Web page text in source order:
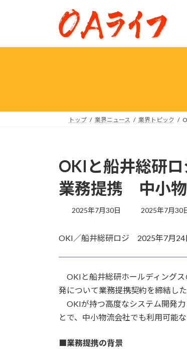
プ
動
トップ 業界ニュース 業界トピック
OKIと船井総研
業務提携 中小物
2025年7月30日
最
新
時
2025年7月30
OKI／船井総研ロジ 2025年7月24
OKIと船井総研ホールディングス
発について業務提携契約を締結した
OKIが持つ高度なシステム開発力
とで、中小物流会社でも利用可能
■業務提携の背景